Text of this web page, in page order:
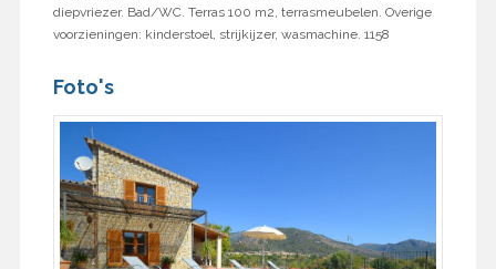
diepvriezer. Bad/WC. Terras 100 m2, terrasmeubelen. Overige
voorzieningen: kinderstoel, strijkijzer, wasmachine. 1158
Foto's